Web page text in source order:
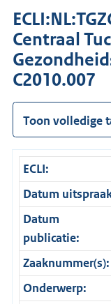
Centraal
C2010.007
Toon volledige
ECLI:
Datum
Datum
publicatie:
Zaaknummer(s):
Onderwerp: